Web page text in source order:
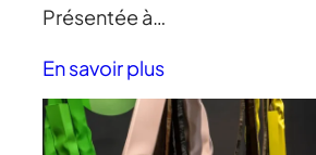
Présentée à…
En savoir plus